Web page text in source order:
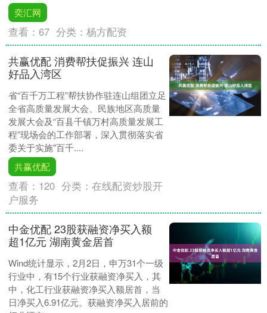
奕汇网
查看：67 分类：杨方配资
共赢优配 消费帮扶促振兴 连山
好品入湾区
省“百千万工程”帮扶协作驻连山组团立足
全省高质量发展大会、民族地区高质量
发展大会及“百县千镇万村高质量发展工
程”现场会的工作部署，深入贯彻落实省
委关于实施"百千....
共赢优配
查看： 120 分类：在线配资炒股开
户服务
中金优配 23股获融资净买入额
超1亿元 湖南黄金居首
Wind统计显示，2月2日，申万31个一级
行业中，有15个行业获融资净买入，其
中，化工行业获融资净买入额居首，当
日净买入6.91亿元。获融资净买入居前的